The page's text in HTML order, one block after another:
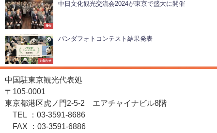
報告
中日文化観光交流会2024が東京で盛大に開催
お知らせ
パンダフォトコンテスト結果発表
中国駐東京観光代表処
〒105-0001
東京都港区虎ノ門2-5-2 エアチャイナビル8階
TEL ：03-3591-8686
FAX ：03-3591-6886